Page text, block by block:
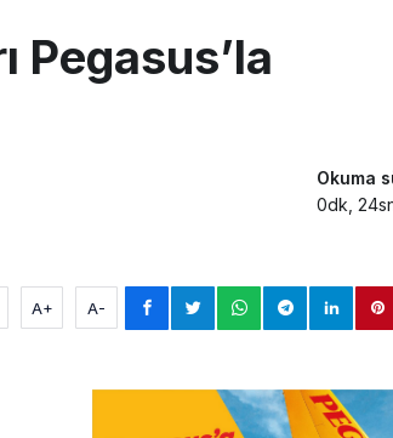
Müdahalesi
Pegasus’la
Okuma
0dk,
A+ A-